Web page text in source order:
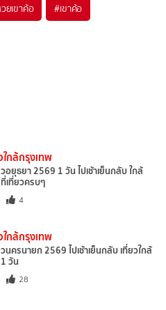
ยเขาค้อ #เขาค้อ
ใกล้กรุงเทพ
อยุธยา 2569 1 วัน ไปเช้าเย็นกลับ ใกล้
เที่ยวครบๆ
4
ใกล้กรุงเทพ
นครนายก 2569 ไปเช้าเย็นกลับ เที่ยวใกล้
วัน
28